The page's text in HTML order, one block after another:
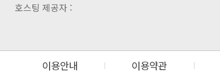
호스팅 제공자 :
이용안내 이용약관